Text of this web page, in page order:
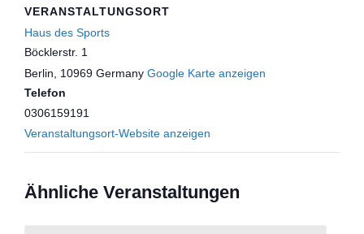
VERANSTALTUNGSORT
Haus des Sports
Böcklerstr. 1
Berlin
10969 Germany Google Karte anzeigen
Telefon
0306159191
Veranstaltungsort-Website anzeigen
Ähnliche Veranstaltungen